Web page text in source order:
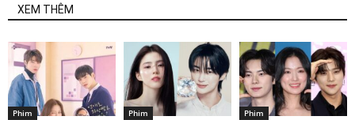
XEM THÊM
Phim Phim Phim